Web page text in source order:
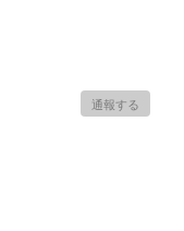
通報する